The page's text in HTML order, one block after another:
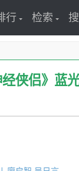
行 检索
侠侣》蓝